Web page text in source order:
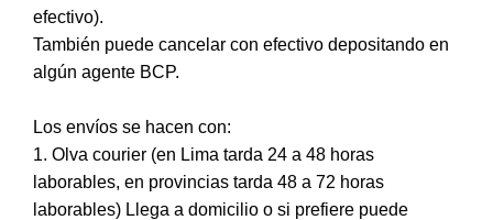
efectivo).
También puede cancelar con efectivo depositando en
algún agente BCP.
Los envíos se hacen con:
1. Olva courier (en Lima tarda 24 a 48 horas
laborables, en provincias tarda 48 a 72 horas
laborables) Llega a domicilio o si prefiere puede